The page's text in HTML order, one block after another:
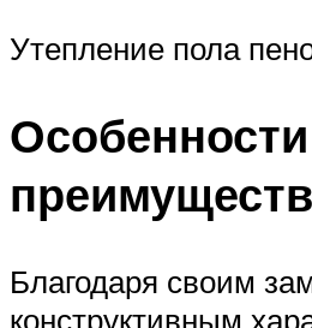
Утепление пола
Благодаря своим
конструктивным